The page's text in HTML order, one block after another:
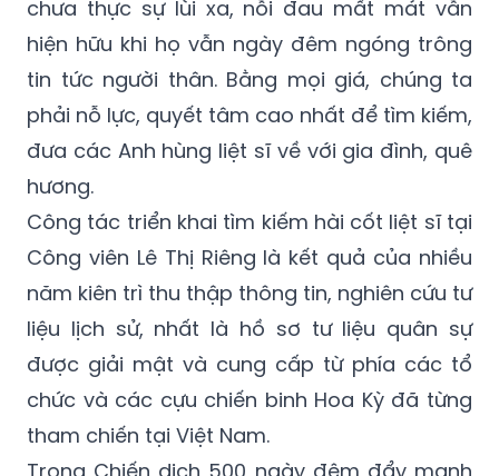
chưa thực sự lùi xa, nỗi đau mất mát vẫn
hiện hữu khi họ vẫn ngày đêm ngóng trông
tin tức người thân. Bằng mọi giá, chúng ta
phải nỗ lực, quyết tâm cao nhất để tìm kiếm,
đưa các Anh hùng liệt sĩ về với gia đình, quê
hương.
Công tác triển khai tìm kiếm hài cốt liệt sĩ tại
Công viên Lê Thị Riêng là kết quả của nhiều
năm kiên trì thu thập thông tin, nghiên cứu tư
liệu lịch sử, nhất là hồ sơ tư liệu quân sự
được giải mật và cung cấp từ phía các tổ
chức và các cựu chiến binh Hoa Kỳ đã từng
tham chiến tại Việt Nam.